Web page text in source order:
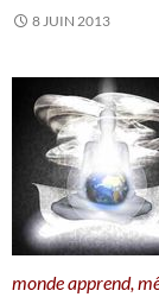
8 JUIN 2013
monde apprend,